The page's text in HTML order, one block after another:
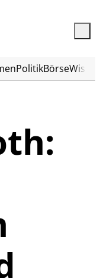
PolitikBörse